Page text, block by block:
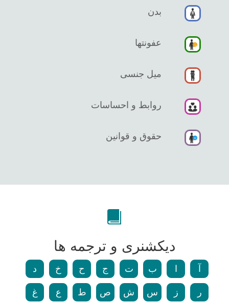
بدن
عفونتها
میل جنسی
روابط و احساسات
حقوق و قوانین
دیکشنری و ترجمه ها
ب ت ج ح خ د
ر ز س ش ص ط ع غ